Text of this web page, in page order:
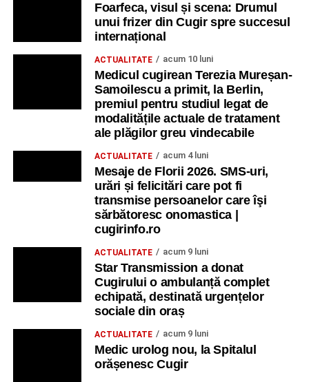
Foarfeca, visul și scena: Drumul
unui frizer din Cugir spre succesul
internațional
ACTUALITATE acum 10 luni
Medicul cugirean Terezia Mureșan-
Samoilescu a primit, la Berlin,
premiul pentru studiul legat de
modalitățile actuale de tratament
ale plăgilor greu vindecabile
ACTUALITATE acum 4 luni
Mesaje de Florii 2026. SMS-uri,
urări și felicitări care pot fi
transmise persoanelor care îşi
sărbătoresc onomastica |
cugirinfo.ro
ACTUALITATE acum 9 luni
Star Transmission a donat
Cugirului o ambulanță complet
echipată, destinată urgențelor
sociale din oraș
ACTUALITATE acum 9 luni
Medic urolog nou, la Spitalul
orășenesc Cugir